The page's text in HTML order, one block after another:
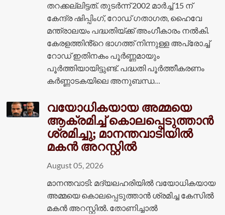
തറക്കല്ലിട്ടത്. തുടർന്ന് 2002 മാർച്ച് 15 ന്
കേന്ദ്ര ഷിപ്പിംഗ്, റോഡ് ഗതാഗത, ഹൈവേ
മന്ത്രാലയം പദ്ധതിയ്ക്ക് അംഗീകാരം നൽകി.
കേരളത്തിൻ്റെ ഭാഗത്ത് നിന്നുള്ള അപ്രോച്ച്
റോഡ് ഇതിനകം പൂർണ്ണമായും
പൂർത്തിയായിട്ടുണ്ട്. പദ്ധതി പൂർത്തീകരണം
കർണ്ണാടകയിലെ അനുബന്ധ…
വയോധികയായ അമ്മയെ
ആക്രമിച്ച് കൊലപ്പെടുത്താൻ
ശ്രമിച്ചു; മാനന്തവാടിയിൽ
മകൻ അറസ്റ്റിൽ
August 05, 2026
മാനന്തവാടി: മദ്യലഹരിയിൽ വയോധികയായ
അമ്മയെ കൊലപ്പെടുത്താൻ ശ്രമിച്ച കേസിൽ
മകൻ അറസ്റ്റിൽ. തോണിച്ചാൽ